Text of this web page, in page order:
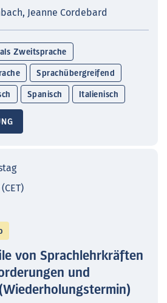
Jeanne Cordebard
Zweitsprache
Sprachübergreifend
Spanisch Italienisch
von Sprachlehrkräften
und